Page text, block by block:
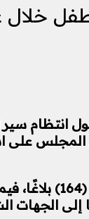
المجلس على
وأوضح التقرير أن الخط الساخن